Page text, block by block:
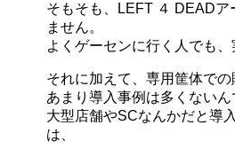
そもそも、LEFT ４ DEAD
ません。
よくゲーセンに行く人でも
それに加えて、専用筐体で
あまり導入事例は多くないん
大型店舗やSCなんかだと導
は、